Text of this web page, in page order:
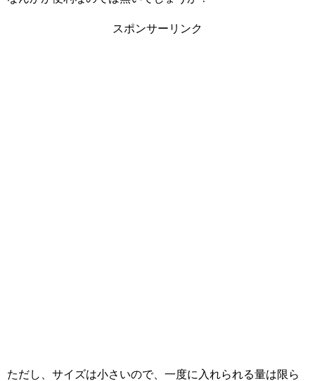
スポンサーリンク
ただし、サイズは小さいので、一度に入れられる量は限ら